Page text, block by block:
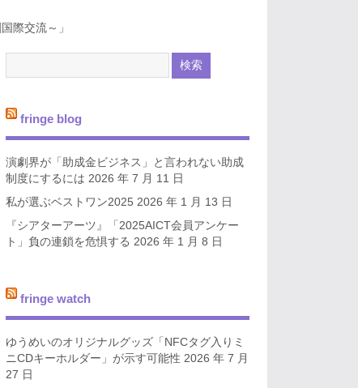
際交流～」
fringe blog
演劇界が「助成金ビジネス」と言われない助成
制度にするには 2026 年 7 月 11 日
私が選ぶベストワン2025 2026 年 1 月 13 日
『シアターアーツ』「2025AICT会員アンケー
ト」負の連鎖を危惧する 2026 年 1 月 8 日
fringe watch
ゆうめいのオリジナルグッズ「NFCタグ入りミ
ニCDキーホルダー」が示す可能性 2026 年 7 月
27 日